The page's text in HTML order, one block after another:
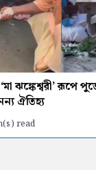
ঝঙ্কেশ্বরী’ রূপে
ঐতিহ্য
read